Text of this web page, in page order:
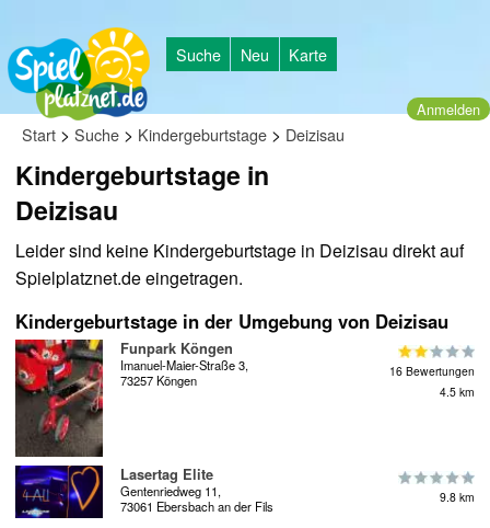
Suche Neu Karte
Anmelden
Start > Suche > Kindergeburtstage > Deizisau
Kindergeburtstage in
Deizisau
Leider sind keine Kindergeburtstage in Deizisau direkt auf
Spielplatznet.de eingetragen.
Kindergeburtstage in der Umgebung von Deizisau
Funpark Köngen
Imanuel-Maier-Straße 3,
73257 Köngen
16 Bewertungen
4.5 km
Lasertag Elite
Gentenriedweg 11,
73061 Ebersbach an der Fils
9.8 km